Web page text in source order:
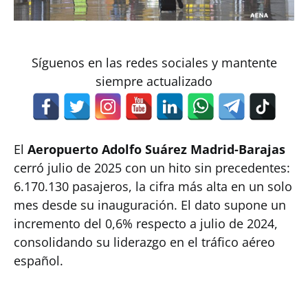
Síguenos en las redes sociales y mantente
siempre actualizado
El Aeropuerto Adolfo Suárez Madrid-Barajas
cerró julio de 2025 con un hito sin precedentes:
6.170.130 pasajeros, la cifra más alta en un solo
mes desde su inauguración. El dato supone un
incremento del 0,6% respecto a julio de 2024,
consolidando su liderazgo en el tráfico aéreo
español.